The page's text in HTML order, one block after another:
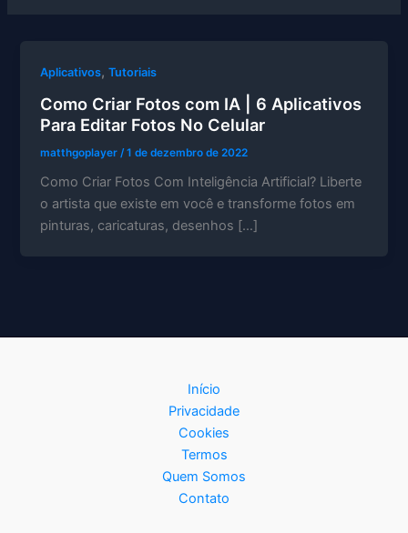
Aplicativos,Tutoriais
Como Criar Fotos com IA | 6 Aplicativos
Para Editar Fotos No Celular
matthgoplayer /1 de dezembro de 2022
Como Criar Fotos Com Inteligência Artificial? Liberte
o artista que existe em você e transforme fotos em
pinturas, caricaturas, desenhos […]
Início
Privacidade
Cookies
Termos
Quem Somos
Contato